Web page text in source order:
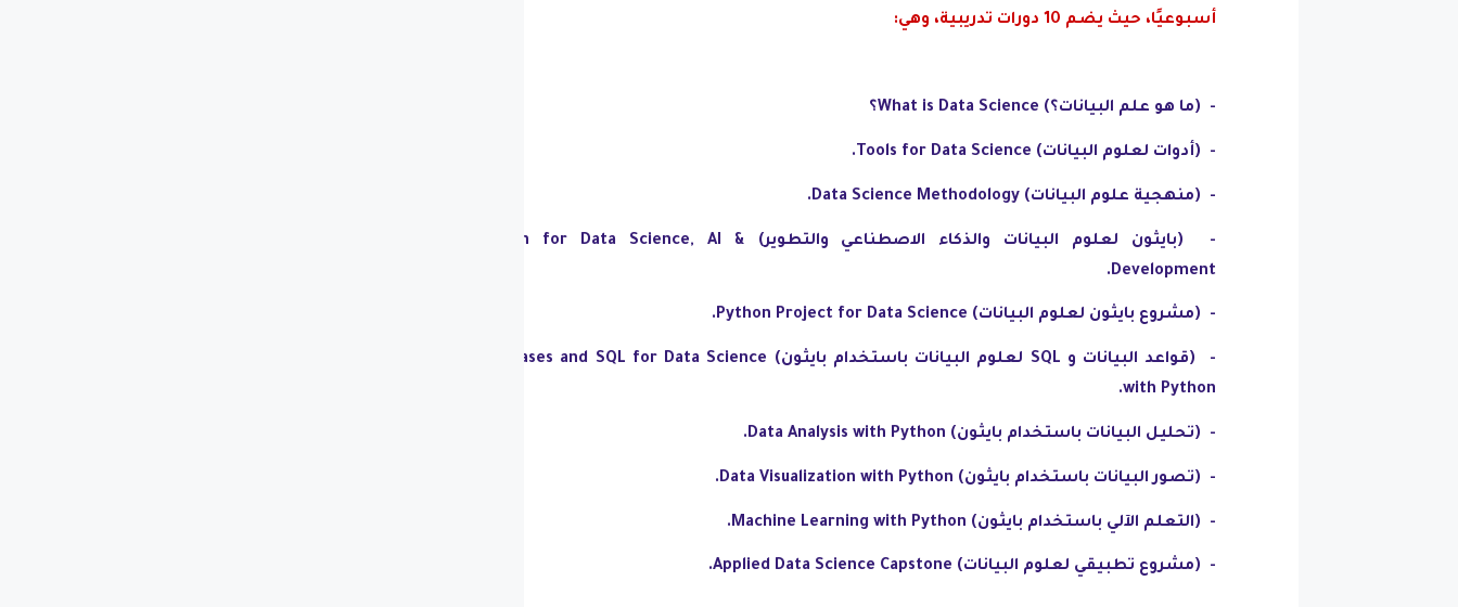
أسبوعيًا، حيث يضم 10 دورات تدريبية، وهي:
- (ما هو علم البيانات؟) What is Data Science؟
- (أدوات لعلوم البيانات) Tools for Data Science.
- (منهجية علوم البيانات) Data Science Methodology.
-
(بايثون لعلوم البيانات والذكاء الاصطناعي والتطوير) Python for Data Science, AI &
Development.
- (مشروع بايثون لعلوم البيانات) Python Project for Data Science.
-
(قواعد البيانات و SQL لعلوم البيانات باستخدام بايثون) Databases and SQL for Data Science
with Python.
- (تحليل البيانات باستخدام بايثون) Data Analysis with Python.
- (تصور البيانات باستخدام بايثون) Data Visualization with Python.
- (التعلم الآلي باستخدام بايثون) Machine Learning with Python.
- (مشروع تطبيقي لعلوم البيانات) Applied Data Science Capstone.